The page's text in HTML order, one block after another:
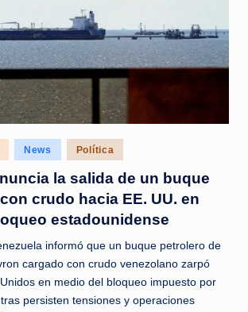
News Política
la salida de un buque
crudo hacia EE. UU. en
estadounidense
informó que un buque petrolero de
cargado con crudo venezolano zarpó
en medio del bloqueo impuesto por
persisten tensiones y operaciones